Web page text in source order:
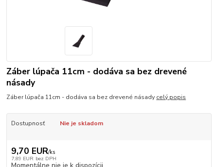
Záber lúpača 11cm - dodáva sa bez drevené
násady
Záber lúpača 11cm - dodáva sa bez drevené násady celý popis
Dostupnosť Nie je skladom
9,70 EUR/ks
7,89 EUR bez DPH